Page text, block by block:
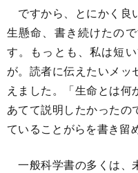
ですから、とにかく良
生懸命、書き続けたの
す。もっとも、私は短
が。読者に伝えたいメッ
えました。「生命とは
あてて説明したかったの
ていることがらを書き留
一般科学書の多くは、